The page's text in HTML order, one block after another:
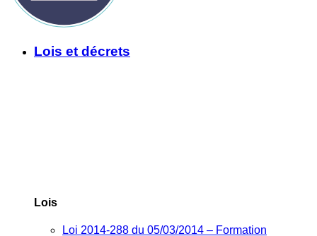
Lois et décrets
Lois
Loi 2014-288 du 05/03/2014 – Formation